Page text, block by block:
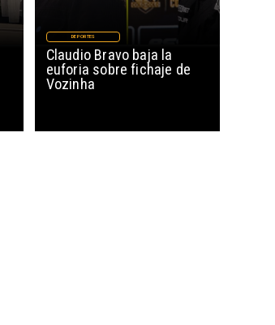
Claudio Bravo baja la
euforia sobre fichaje de
Vozinha
DEPORTES